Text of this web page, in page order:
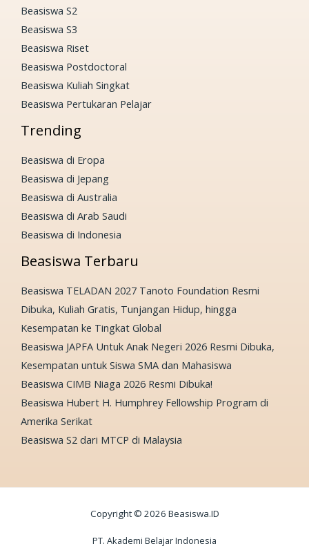
Beasiswa S2
Beasiswa S3
Beasiswa Riset
Beasiswa Postdoctoral
Beasiswa Kuliah Singkat
Beasiswa Pertukaran Pelajar
Trending
Beasiswa di Eropa
Beasiswa di Jepang
Beasiswa di Australia
Beasiswa di Arab Saudi
Beasiswa di Indonesia
Beasiswa Terbaru
Beasiswa TELADAN 2027 Tanoto Foundation Resmi
Dibuka, Kuliah Gratis, Tunjangan Hidup, hingga
Kesempatan ke Tingkat Global
Beasiswa JAPFA Untuk Anak Negeri 2026 Resmi Dibuka,
Kesempatan untuk Siswa SMA dan Mahasiswa
Beasiswa CIMB Niaga 2026 Resmi Dibuka!
Beasiswa Hubert H. Humphrey Fellowship Program di
Amerika Serikat
Beasiswa S2 dari MTCP di Malaysia
Copyright © 2026 Beasiswa.ID
PT. Akademi Belajar Indonesia